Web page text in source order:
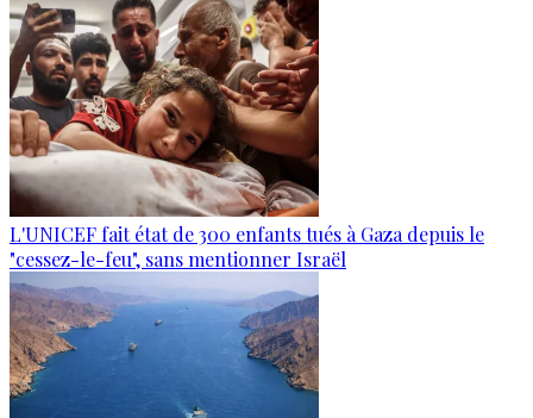
L'UNICEF fait état de 300 enfants tués à Gaza depuis le
"cessez-le-feu", sans mentionner Israël